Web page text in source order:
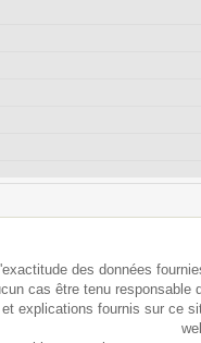
des données
cas être tenu responsable
explications fournis sur ce